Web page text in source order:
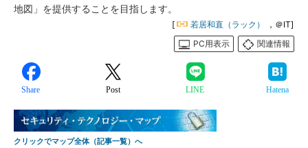
地図」を提供することを目指します。
[ 若居和直（ラック）
，＠IT]
PC用表示
関連情報
Share Post LINE Hatena
クリックでマップ全体（記事一覧）へ